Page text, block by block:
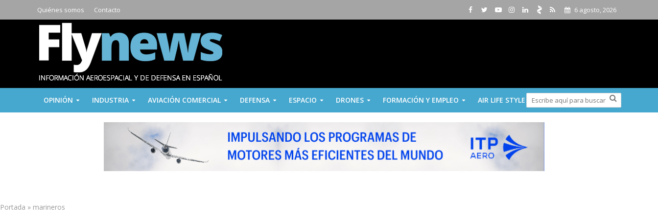
Quiénes somos Contacto 6 agosto, 2026
OPINIÓN INDUSTRIA AVIACIÓN COMERCIAL DEFENSA ESPACIO DRONES FORMACIÓN Y EMPLEO AIR LIFE STYLE
Portada » marineros